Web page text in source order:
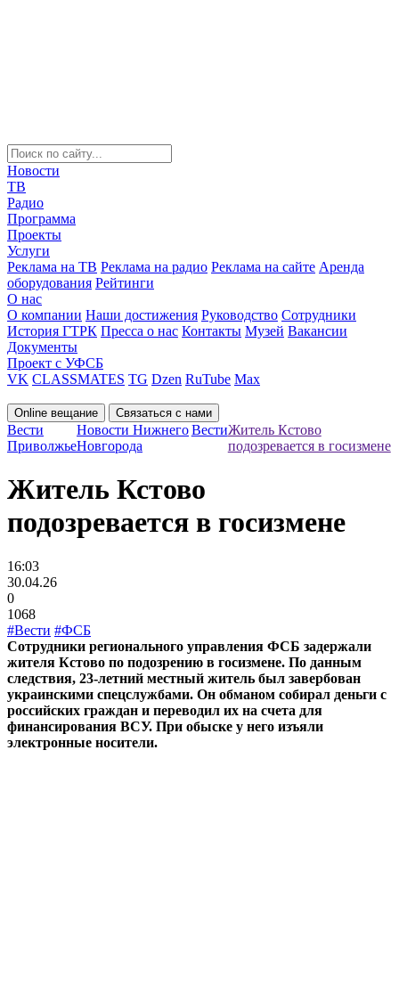
Новости
ТВ
Радио
Программа
Проекты
Услуги
Реклама на ТВ Реклама на радио Реклама на сайте Аренда
оборудования Рейтинги
О нас
О компании Наши достижения Руководство Сотрудники
История ГТРК Пресса о нас Контакты Музей Вакансии
Документы
Проект с УФСБ
VK CLASSMATES TG Dzen RuTube Max
Online вещание Связаться с нами
Вести
Приволжье
Новости Нижнего
Новгорода
ВестиЖитель Кстово
подозревается в госизмене
Житель Кстово
подозревается в госизмене
16:03
30.04.26
0
1068
#Вести #ФСБ
Сотрудники регионального управления ФСБ задержали
жителя Кстово по подозрению в госизмене. По данным
следствия, 23-летний местный житель был завербован
украинскими спецслужбами. Он обманом собирал деньги с
российских граждан и переводил их на счета для
финансирования ВСУ. При обыске у него изъяли
электронные носители.